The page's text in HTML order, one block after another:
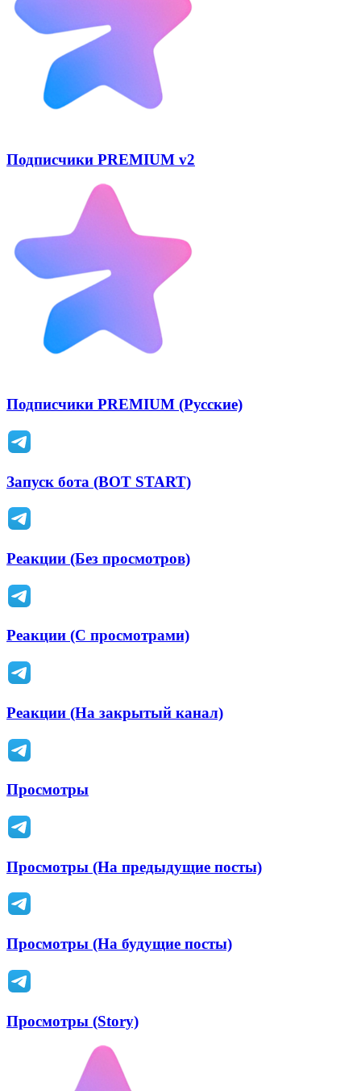
Подписчики PREMIUM v2
Подписчики PREMIUM (Русские)
Запуск бота (BOT START)
Реакции (Без просмотров)
Реакции (С просмотрами)
Реакции (На закрытый канал)
Просмотры
Просмотры (На предыдущие посты)
Просмотры (На будущие посты)
Просмотры (Story)